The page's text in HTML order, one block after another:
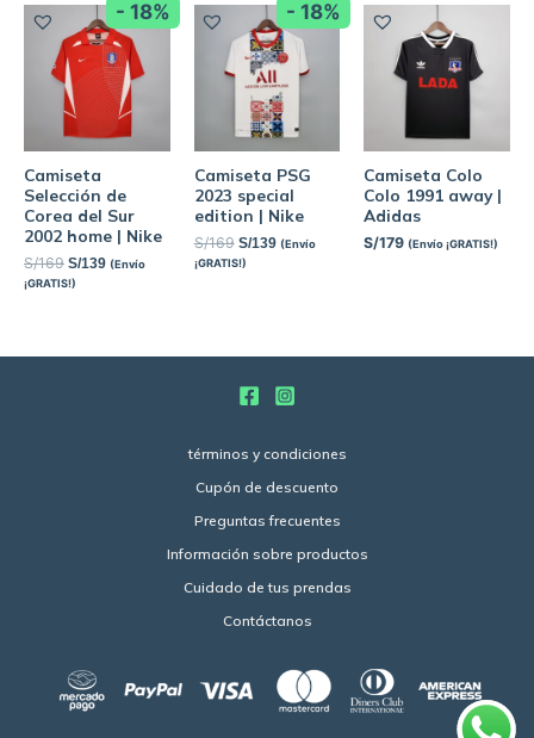
- 18%
Camiseta
Selección de
Corea del Sur
2002 home | Nike
S/169 S/139 (Envío
¡GRATIS!)
- 18%
Camiseta PSG
2023 special
edition | Nike
S/169 S/139 (Envío
¡GRATIS!)
Camiseta Colo
Colo 1991 away |
Adidas
S/179 (Envío ¡GRATIS!)
términos y condiciones
Cupón de descuento
Preguntas frecuentes
Información sobre productos
Cuidado de tus prendas
Contáctanos